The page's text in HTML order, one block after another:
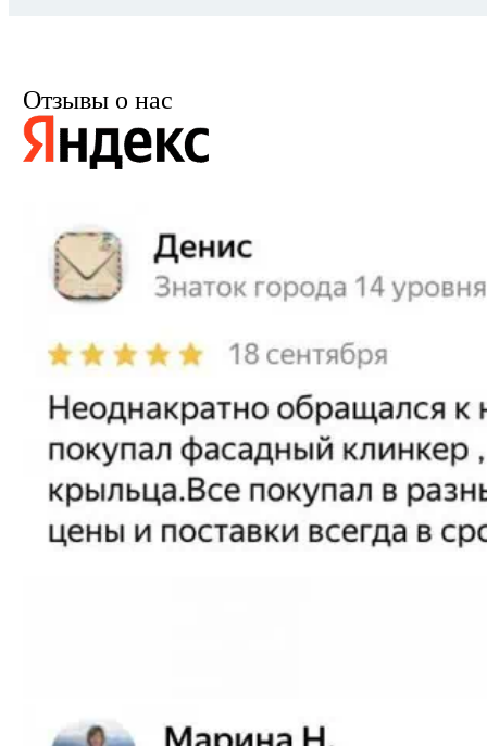
Отзывы о нас